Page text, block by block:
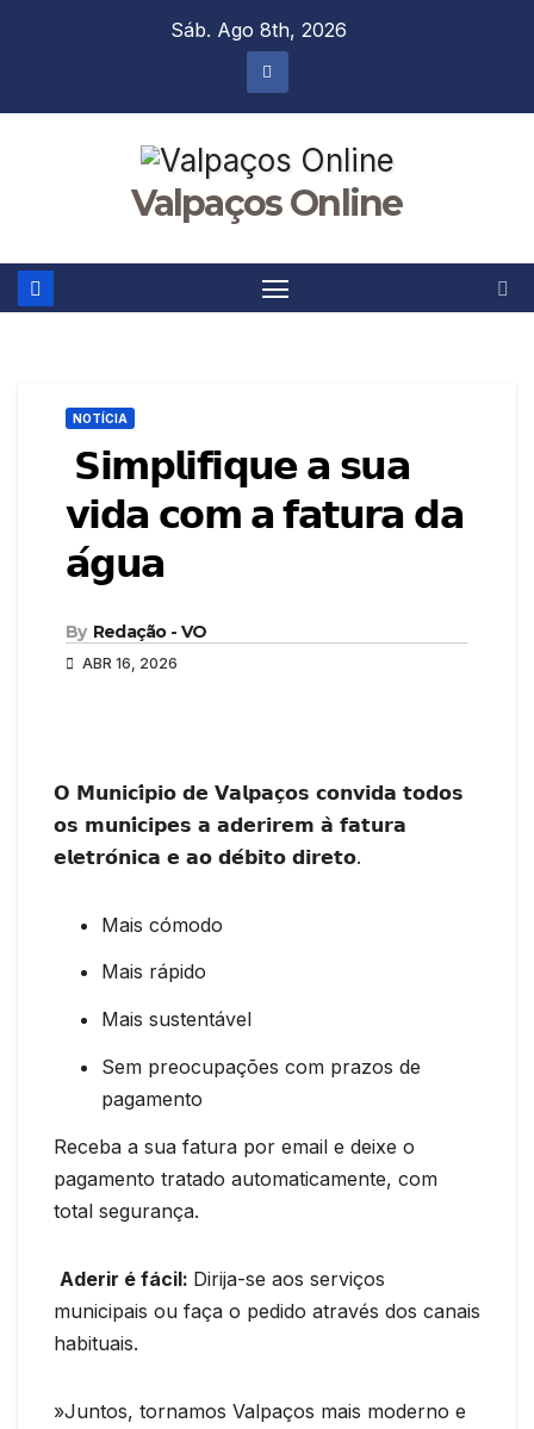
Sáb. Ago 8th, 2026
Valpaços Online
NOTÍCIA
𝗦𝗶𝗺𝗽𝗹𝗶𝗳𝗶𝗾𝘂𝗲 𝗮 𝘀𝘂𝗮
𝘃𝗶𝗱𝗮 𝗰𝗼𝗺 𝗮 𝗳𝗮𝘁𝘂𝗿𝗮 𝗱𝗮
𝗮́𝗴𝘂𝗮
By Redação - VO
ABR 16, 2026
𝗢 𝗠𝘂𝗻𝗶𝗰𝗶́𝗽𝗶𝗼 𝗱𝗲 𝗩𝗮𝗹𝗽𝗮𝗰̧𝗼𝘀 𝗰𝗼𝗻𝘃𝗶𝗱𝗮 𝘁𝗼𝗱𝗼𝘀
𝗼𝘀 𝗺𝘂𝗻𝗶́𝗰𝗶𝗽𝗲𝘀 𝗮 𝗮𝗱𝗲𝗿𝗶𝗿𝗲𝗺 𝗮̀ 𝗳𝗮𝘁𝘂𝗿𝗮
𝗲𝗹𝗲𝘁𝗿𝗼́𝗻𝗶𝗰𝗮 𝗲 𝗮𝗼 𝗱𝗲́𝗯𝗶𝘁𝗼 𝗱𝗶𝗿𝗲𝘁𝗼.
Mais cómodo
Mais rápido
Mais sustentável
Sem preocupações com prazos de
pagamento
Receba a sua fatura por email e deixe o
pagamento tratado automaticamente, com
total segurança.
Aderir é fácil: Dirija-se aos serviços
municipais ou faça o pedido através dos canais
habituais.
»Juntos, tornamos Valpaços mais moderno e